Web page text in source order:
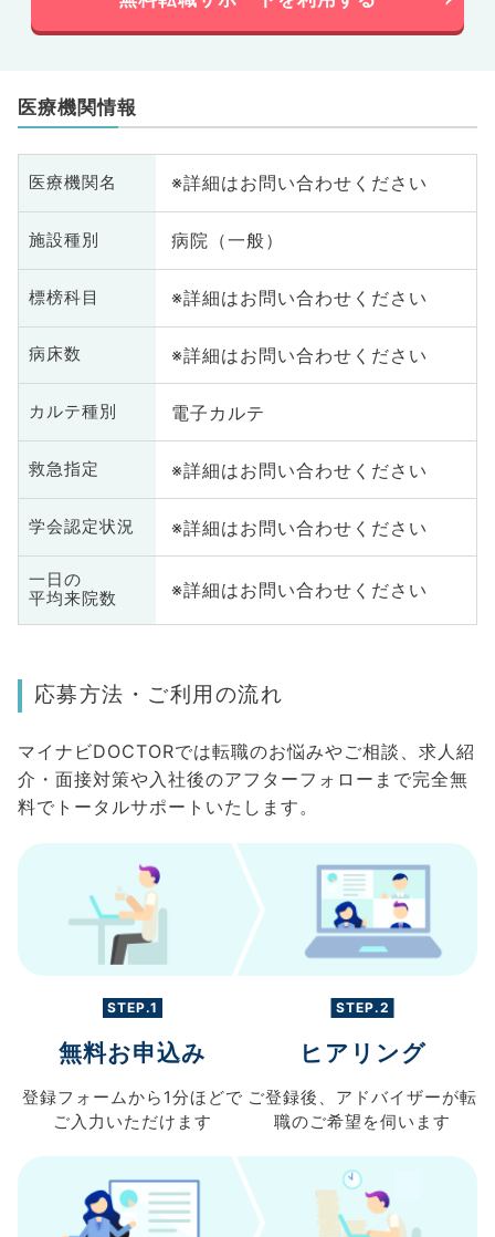
医療機関情報
医療機関名 ※詳細はお問い合わせください
施設種別 病院（一般）
標榜科目 ※詳細はお問い合わせください
病床数 ※詳細はお問い合わせください
カルテ種別 電子カルテ
救急指定 ※詳細はお問い合わせください
学会認定状況 ※詳細はお問い合わせください
一日の
平均来院数
※詳細はお問い合わせください
応募方法・ご利用の流れ
マイナビDOCTORでは転職のお悩みやご相談、求人紹
介・面接対策や入社後のアフターフォローまで完全無
料でトータルサポートいたします。
STEP.1
無料お申込み
登録フォームから 1分ほどで
ご入力 いただけます
STEP.2
ヒアリング
ご登録後、 アドバイザーが転
職のご希望を伺います